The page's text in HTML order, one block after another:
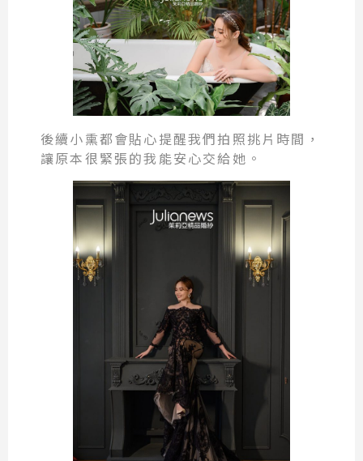
後續小熏都會貼心提醒我們拍照挑片時間，
讓原本很緊張的我能安心交給她。